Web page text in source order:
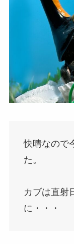
快晴なので
た。
カブは直射
に・・・